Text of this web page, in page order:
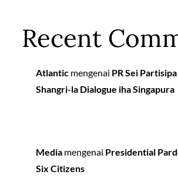
Recent
Atlantic mengenai PR Sei Partisipa
Shangri-la Dialogue iha Singapura
Media mengenai Presidential
Six Citizens